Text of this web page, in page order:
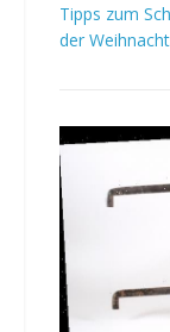
Tipps zum
der